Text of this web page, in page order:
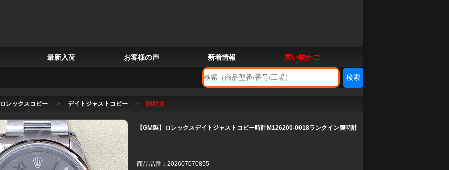
最新入荷 お客様の声 新着情報 買い物かご
ロレックスコピー > デイトジャストコピー > 説明文
【GM製】ロレックスデイトジャストコピー時計M126200-0018ランクイン腕時計
商品品番：202607070855